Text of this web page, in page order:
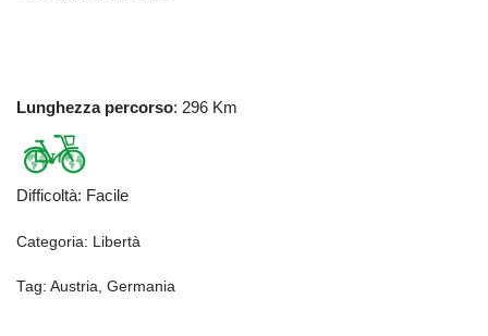
Lunghezza percorso: 296 Km
Difficoltà: Facile
Categoria: Libertà
Tag: Austria, Germania